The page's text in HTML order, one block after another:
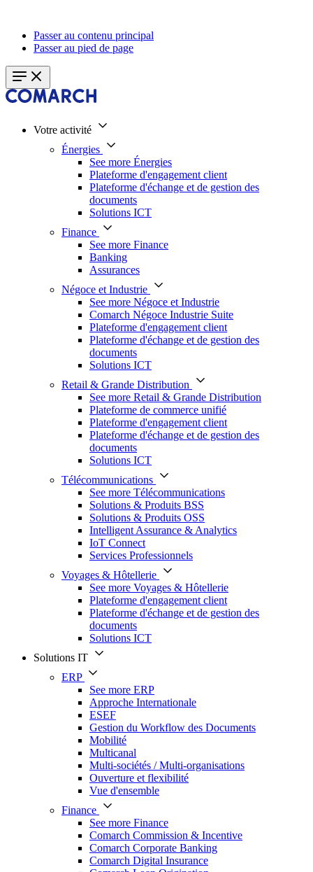
Passer au contenu principal
Passer au pied de page
Votre activité
Énergies
See more Énergies
Plateforme d'engagement client
Plateforme d'échange et de gestion des
documents
Solutions ICT
Finance
See more Finance
Banking
Assurances
Négoce et Industrie
See more Négoce et Industrie
Comarch Négoce Industrie Suite
Plateforme d'engagement client
Plateforme d'échange et de gestion des
documents
Solutions ICT
Retail & Grande Distribution
See more Retail & Grande Distribution
Plateforme de commerce unifié
Plateforme d'engagement client
Plateforme d'échange et de gestion des
documents
Solutions ICT
Télécommunications
See more Télécommunications
Solutions & Produits BSS
Solutions & Produits OSS
Intelligent Assurance & Analytics
IoT Connect
Services Professionnels
Voyages & Hôtellerie
See more Voyages & Hôtellerie
Plateforme d'engagement client
Plateforme d'échange et de gestion des
documents
Solutions ICT
Solutions IT
ERP
See more ERP
Approche Internationale
ESEF
Gestion du Workflow des Documents
Mobilité
Multicanal
Multi-sociétés / Multi-organisations
Ouverture et flexibilité
Vue d'ensemble
Finance
See more Finance
Comarch Commission & Incentive
Comarch Corporate Banking
Comarch Digital Insurance